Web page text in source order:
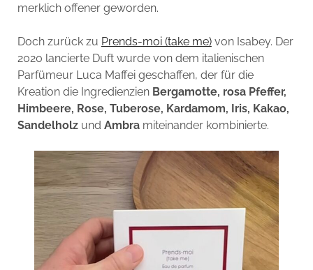
merklich offener geworden.
Doch zurück zu Prends-moi (take me)von Isabey. Der
2020 lancierte Duft wurde von dem italienischen
Parfümeur Luca Maffei geschaffen, der für die
Kreation die Ingredienzien Bergamotte, rosa Pfeffer,
Himbeere, Rose, Tuberose, Kardamom, Iris, Kakao,
Sandelholzund Ambramiteinander kombinierte.